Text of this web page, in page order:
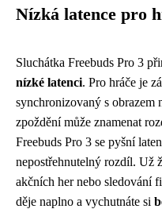
Nízká latence pro
Sluchátka Freebuds Pro 3
nízké latenci. Pro hráče je
synchronizovaný s obrazem
zpoždění může znamenat
Freebuds Pro 3 se pyšní
nepostřehnutelný rozdíl. Už
akčních her nebo sledování
děje naplno a vychutnáte si